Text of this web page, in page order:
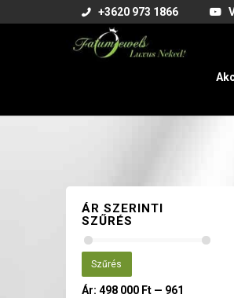
+3620 973 1866
ÁR SZERINTI
SZŰRÉS
Szűrés
Ár: 498 000 Ft— 961